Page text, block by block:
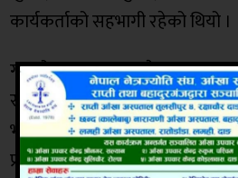
कार्यकर्ताको सहभागी रहेको थियो ।
गएको फाल्गुन १७ गते मान
सुनारको घर-गोठ जलेर पुरै नस्ट
भएको खबर सो गाउँको बाल
प्रधानध्यापक दिलाराम